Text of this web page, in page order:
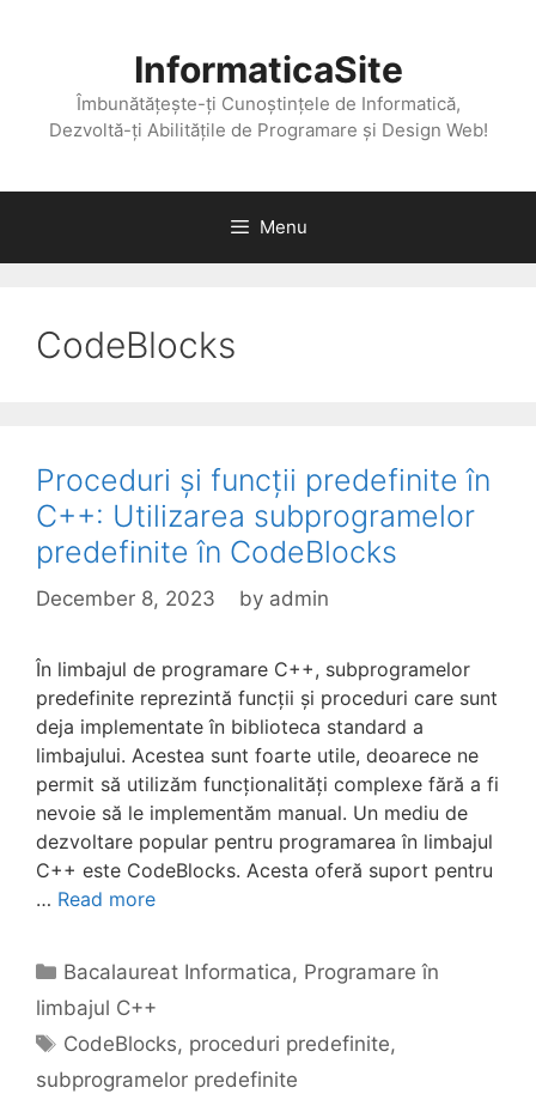
InformaticaSite
Îmbunătățește-ți Cunoștințele de Informatică,
Dezvoltă-ți Abilitățile de Programare și Design Web!
Menu
CodeBlocks
Proceduri și funcții predefinite în
C++: Utilizarea subprogramelor
predefinite în CodeBlocks
December 8, 2023 by admin
În limbajul de programare C++, subprogramelor
predefinite reprezintă funcții și proceduri care sunt
deja implementate în biblioteca standard a
limbajului. Acestea sunt foarte utile, deoarece ne
permit să utilizăm funcționalități complexe fără a fi
nevoie să le implementăm manual. Un mediu de
dezvoltare popular pentru programarea în limbajul
C++ este CodeBlocks. Acesta oferă suport pentru
… Read more
Categories
Bacalaureat Informatica, Programare în
limbajul C++
Tags
CodeBlocks, proceduri predefinite,
subprogramelor predefinite